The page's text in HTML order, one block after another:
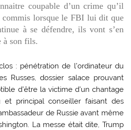
coupable d’un crime qu’il
commis lorsque le FBI lui dit que
à se défendre, ils vont s’en
à son fils.
: pénétration de l’ordinateur du
Russes, dossier salace prouvant
d’être la victime d’un chantage
principal conseiller faisant des
de Russie avant même
La messe était dite, Trump